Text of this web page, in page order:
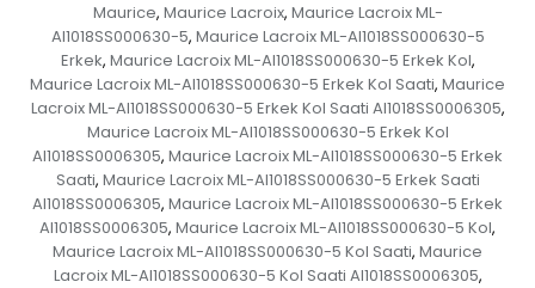
Maurice, Maurice Lacroix, Maurice Lacroix ML-
AI1018SS000630-5, Maurice Lacroix ML-AI1018SS000630-5
Erkek, Maurice Lacroix ML-AI1018SS000630-5 Erkek Kol,
Maurice Lacroix ML-AI1018SS000630-5 Erkek Kol Saati, Maurice
Lacroix ML-AI1018SS000630-5 Erkek Kol Saati AI1018SS0006305,
Maurice Lacroix ML-AI1018SS000630-5 Erkek Kol
AI1018SS0006305, Maurice Lacroix ML-AI1018SS000630-5 Erkek
Saati, Maurice Lacroix ML-AI1018SS000630-5 Erkek Saati
AI1018SS0006305, Maurice Lacroix ML-AI1018SS000630-5 Erkek
AI1018SS0006305, Maurice Lacroix ML-AI1018SS000630-5 Kol,
Maurice Lacroix ML-AI1018SS000630-5 Kol Saati, Maurice
Lacroix ML-AI1018SS000630-5 Kol Saati AI1018SS0006305,